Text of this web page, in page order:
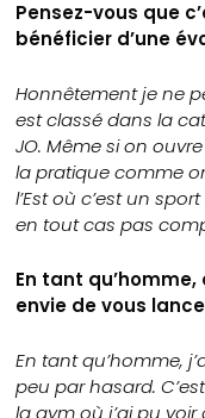
Pensez-vous que
bénéficier d’une
Honnêtement je ne
est classé dans la
JO. Même si on
la pratique comme
l’Est où c’est un
en tout cas pas
En tant
envie de vous
En tant qu’homme,
peu par hasard.
la gym où j’ai pu